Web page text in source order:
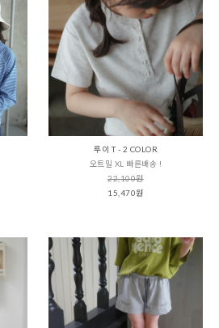
루이 T - 2 COLOR
오트밀 XL 빠른배송 !
22,100원
15,470원